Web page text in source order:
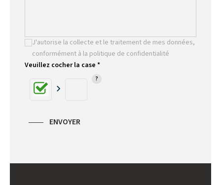
J'autorise la collecte et le traitement de mes données,
conformément à la politique de confidentialité
Veuillez cocher la case *
ENVOYER